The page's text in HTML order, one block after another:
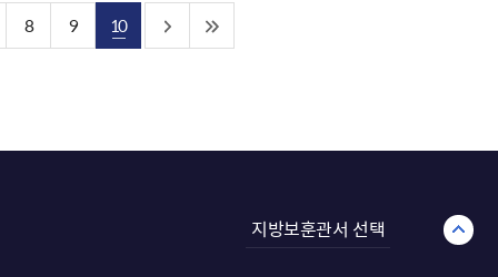
8 9 10
지방보훈관서 선택